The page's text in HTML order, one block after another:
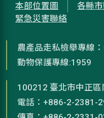
本部位置圖
各縣
緊急災害聯絡
農產品走私檢舉專線
動物保護專線:1959
100212 臺北市中正區
電話：+886-2-2381-